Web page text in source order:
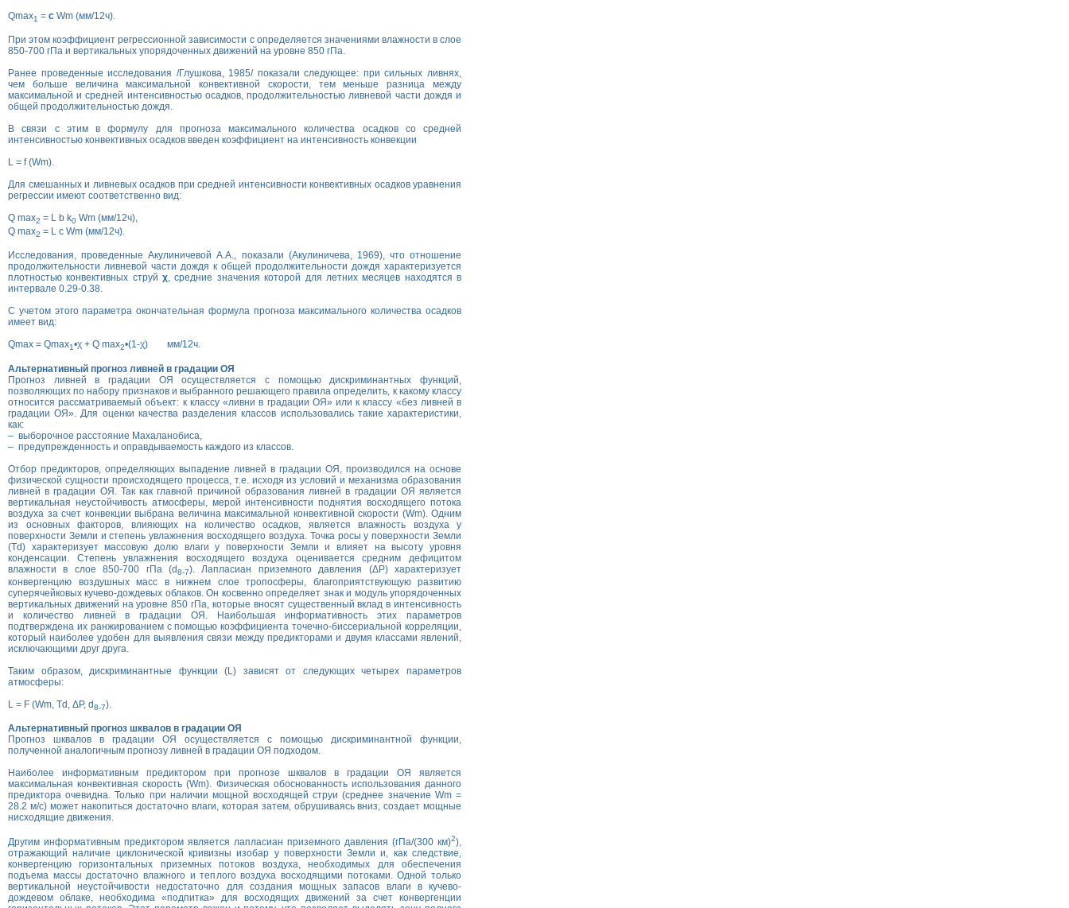
Qmax1 = c Wm (мм/12ч).
При этом коэффициент регрессионной зависимости с определяется значениями влажности в слое
850-700 гПа и вертикальных упорядоченных движений на уровне 850 гПа.
Ранее проведенные исследования /Глушкова, 1985/ показали следующее: при сильных ливнях,
чем больше величина максимальной конвективной скорости, тем меньше разница между
максимальной и средней интенсивностью осадков, продолжительностью ливневой части дождя и
общей продолжительностью дождя.
В связи с этим в формулу для прогноза максимального количества осадков со средней
интенсивностью конвективных осадков введен коэффициент на интенсивность конвекции
L = f (Wm).
Для смешанных и ливневых осадков при средней интенсивности конвективных осадков уравнения
регрессии имеют соответственно вид:
Q max2 = L b k0 Wm (мм/12ч),
Q max2 = L c Wm (мм/12ч).
Исследования, проведенные Акулиничевой А.А., показали (Акулиничева, 1969), что отношение
продолжительности ливневой части дождя к общей продолжительности дождя характеризуется
плотностью конвективных струйχ, средние значения которой для летних месяцев находятся в
интервале 0.29-0.38.
С учетом этого параметра окончательная формула прогноза максимального количества осадков
имеет вид:
Qmax = Qmax1•χ + Q max2•(1-χ) мм/12ч.
Альтернативный прогноз ливней в градации ОЯ
Прогноз ливней в градации ОЯ осуществляется с помощью дискриминантных функций,
позволяющих по набору признаков и выбранного решающего правила определить, к какому классу
относится рассматриваемый объект: к классу «ливни в градации ОЯ» или к классу «без ливней в
градации ОЯ». Для оценки качества разделения классов использовались такие характеристики,
как:
– выборочное расстояние Махаланобиса,
– предупрежденность и оправдываемость каждого из классов.
Отбор предикторов, определяющих выпадение ливней в градации ОЯ, производился на основе
физической сущности происходящего процесса, т.е. исходя из условий и механизма образования
ливней в градации ОЯ. Так как главной причиной образования ливней в градации ОЯ является
вертикальная неустойчивость атмосферы, мерой интенсивности поднятия восходящего потока
воздуха за счет конвекции выбрана величина максимальной конвективной скорости (Wm). Одним
из основных факторов, влияющих на количество осадков, является влажность воздуха у
поверхности Земли и степень увлажнения восходящего воздуха. Точка росы у поверхности Земли
(Td) характеризует массовую долю влаги у поверхности Земли и влияет на высоту уровня
конденсации. Степень увлажнения восходящего воздуха оценивается средним дефицитом
влажности в слое 850-700 гПа (d8-7). Лапласиан приземного давления (ΔP) характеризует
конвергенцию воздушных масс в нижнем слое тропосферы, благоприятствующую развитию
суперячейковых кучево-дождевых облаков. Он косвенно определяет знак и модуль упорядоченных
вертикальных движений на уровне 850 гПа, которые вносят существенный вклад в интенсивность
и количество ливней в градации ОЯ. Наибольшая информативность этих параметров
подтверждена их ранжированием с помощью коэффициента точечно-биссериальной корреляции,
который наиболее удобен для выявления связи между предикторами и двумя классами явлений,
исключающими друг друга.
Таким образом, дискриминантные функции (L) зависят от следующих четырех параметров
атмосферы:
L = F (Wm, Td, ΔP, d8-7).
Альтернативный прогноз шквалов в градации ОЯ
Прогноз шквалов в градации ОЯ осуществляется с помощью дискриминантной функции,
полученной аналогичным прогнозу ливней в градации ОЯ подходом.
Наиболее информативным предиктором при прогнозе шквалов в градации ОЯ является
максимальная конвективная скорость (Wm). Физическая обоснованность использования данного
предиктора очевидна. Только при наличии мощной восходящей струи (среднее значение Wm =
28.2 м/с) может накопиться достаточно влаги, которая затем, обрушиваясь вниз, создает мощные
нисходящие движения.
Другим информативным предиктором является лапласиан приземного давления (гПа/(300 км)2),
отражающий наличие циклонической кривизны изобар у поверхности Земли и, как следствие,
конвергенцию горизонтальных приземных потоков воздуха, необходимых для обеспечения
подъема массы достаточно влажного и теплого воздуха восходящими потоками. Одной только
вертикальной неустойчивости недостаточно для создания мощных запасов влаги в кучево-
дождевом облаке, необходима «подпитка» для восходящих движений за счет конвергенции